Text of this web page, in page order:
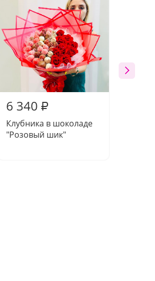
6 340 ₽
Клубника в шоколаде
"Розовый шик"